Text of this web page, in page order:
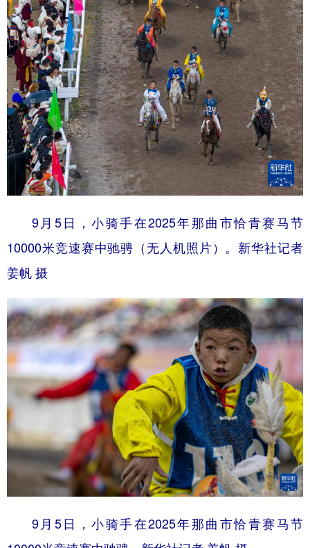
9月5日，小骑手在2025年那曲市恰青赛马节
10000米竞速赛中驰骋（无人机照片）。新华社记者
姜帆 摄
9月5日，小骑手在2025年那曲市恰青赛马节